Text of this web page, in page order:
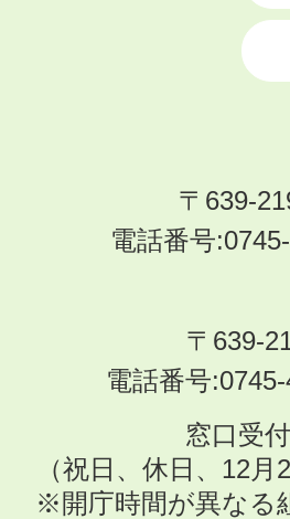
〒639-
電話番号
〒639-
電話番号
窓口受
（祝日、休日、12
※開庁時間が異なる